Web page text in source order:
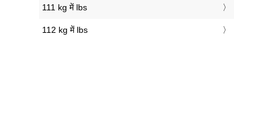
111 kg में lbs
112 kg में lbs